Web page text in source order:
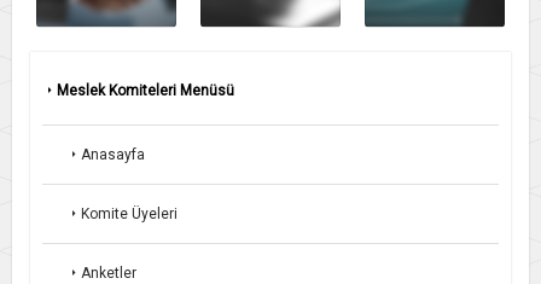
Meslek Komiteleri Menüsü
Anasayfa
Komite Üyeleri
Anketler